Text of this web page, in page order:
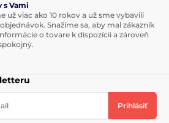
s Vami
už viac ako 10 rokov a už sme vybavili
Snažíme sa, aby mal zákazník
o tovare k dispozícii a zároveň
Prihlásiť